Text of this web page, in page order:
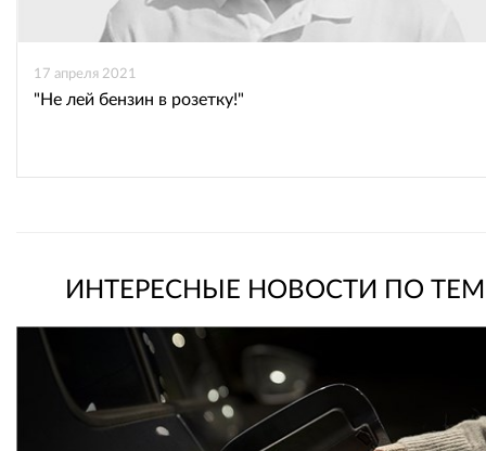
17 апреля 2021
"Не лей бензин в розетку!"
ИНТЕРЕСНЫЕ НОВОСТИ ПО